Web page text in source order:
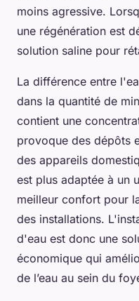
moins agressive.
une régénération est
solution saline pour
La différence entre
dans la quantité de
contient une
provoque des dépôts
des appareils
est plus adaptée à un
meilleur confort pour
des installations.
d'eau est donc une
économique qui
de l’eau au sein du